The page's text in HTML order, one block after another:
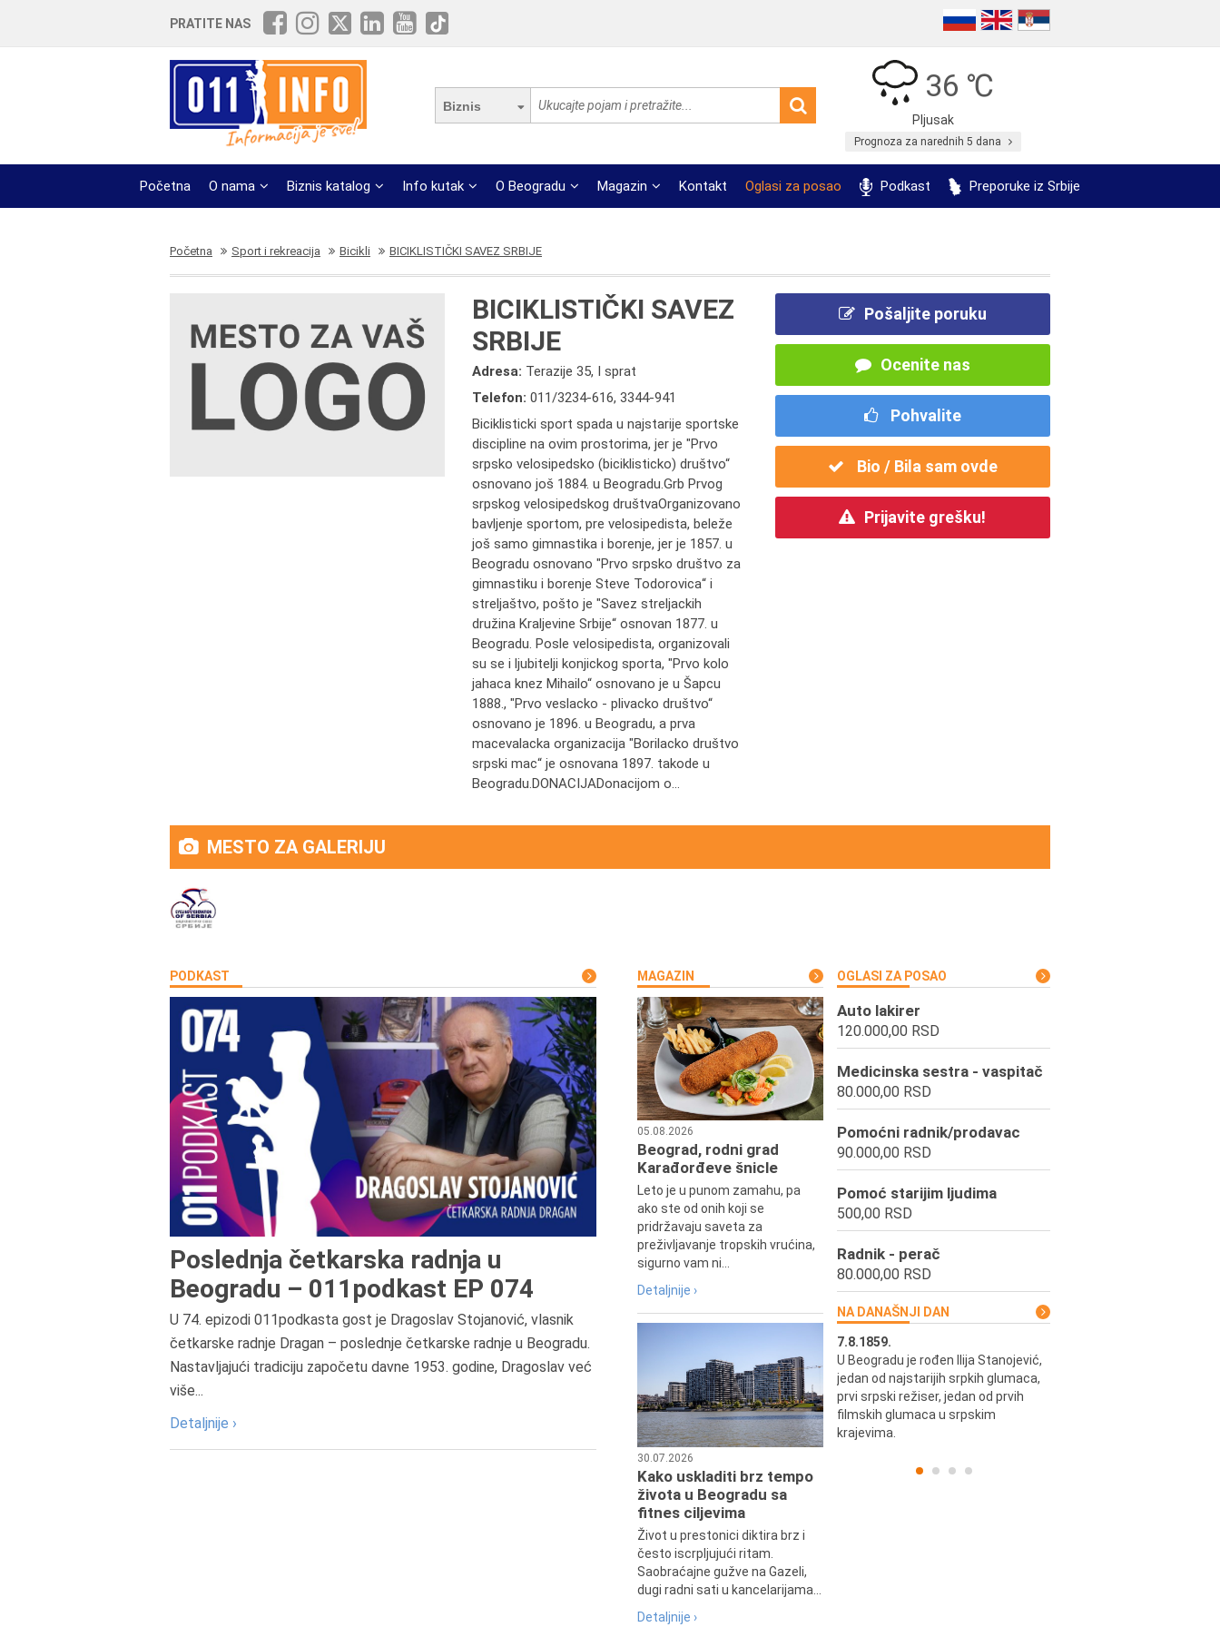
PRATITE NAS
Biznis
36 ℃
Pljusak
Prognoza za narednih 5 dana
Početna O nama Biznis katalog Info kutak O Beogradu Magazin Kontakt Oglasi za posao Podkast Preporuke iz Srbije
Početna Sport i rekreacija Bicikli BICIKLISTIČKI SAVEZ SRBIJE
BICIKLISTIČKI SAVEZ
SRBIJE
Adresa: Terazije 35, I sprat
Telefon:011/3234-616,3344-941
Biciklisticki sport spada u najstarije sportske
discipline na ovim prostorima, jer je "Prvo
srpsko velosipedsko (biciklisticko) društvo“
osnovano još 1884. u Beogradu.Grb Prvog
srpskog velosipedskog društvaOrganizovano
bavljenje sportom, pre velosipedista, beleže
još samo gimnastika i borenje, jer je 1857. u
Beogradu osnovano "Prvo srpsko društvo za
gimnastiku i borenje Steve Todorovica“ i
streljaštvo, pošto je "Savez streljackih
družina Kraljevine Srbije“ osnovan 1877. u
Beogradu. Posle velosipedista, organizovali
su se i ljubitelji konjickog sporta, "Prvo kolo
jahaca knez Mihailo“ osnovano je u Šapcu
1888., "Prvo veslacko - plivacko društvo“
osnovano je 1896. u Beogradu, a prva
macevalacka organizacija "Borilacko društvo
srpski mac“ je osnovana 1897. takode u
Beogradu.DONACIJADonacijom o...
Pošaljite poruku
Ocenite nas
Pohvalite
Bio / Bila sam ovde
Prijavite grešku!
MESTO ZA GALERIJU
PODKAST
Poslednja četkarska radnja u
Beogradu – 011podkast EP 074
U 74. epizodi 011podkasta gost je Dragoslav Stojanović, vlasnik
četkarske radnje Dragan – poslednje četkarske radnje u Beogradu.
Nastavljajući tradiciju započetu davne 1953. godine, Dragoslav već
više...
Detaljnije ›
MAGAZIN
05.08.2026
Beograd, rodni grad
Karađorđeve šnicle
Leto je u punom zamahu, pa
ako ste od onih koji se
pridržavaju saveta za
preživljavanje tropskih vrućina,
sigurno vam ni...
Detaljnije ›
30.07.2026
Kako uskladiti brz tempo
života u Beogradu sa
fitnes ciljevima
Život u prestonici diktira brz i
često iscrpljujući ritam.
Saobraćajne gužve na Gazeli,
dugi radni sati u kancelarijama...
Detaljnije ›
OGLASI ZA POSAO
Auto lakirer
120.000,00 RSD
Medicinska sestra - vaspitač
80.000,00 RSD
Pomoćni radnik/prodavac
90.000,00 RSD
Pomoć starijim ljudima
500,00 RSD
Radnik - perač
80.000,00 RSD
NA DANAŠNJI DAN
Preminula je Đurđija Cvetić,
pozorišna, filmska i TV glumica.
7.8.1859.
U Beogradu je rođen Ilija Stanojević,
jedan od najstarijih srpkih glumaca,
prvi srpski režiser, jedan od prvih
filmskih glumaca u srpskim
krajevima.